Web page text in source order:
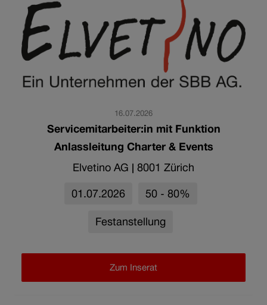
16.07.2026
Servicemitarbeiter:in mit Funktion
Anlassleitung Charter & Events
Elvetino AG | 8001 Zürich
01.07.2026 50 - 80%
Festanstellung
Zum Inserat